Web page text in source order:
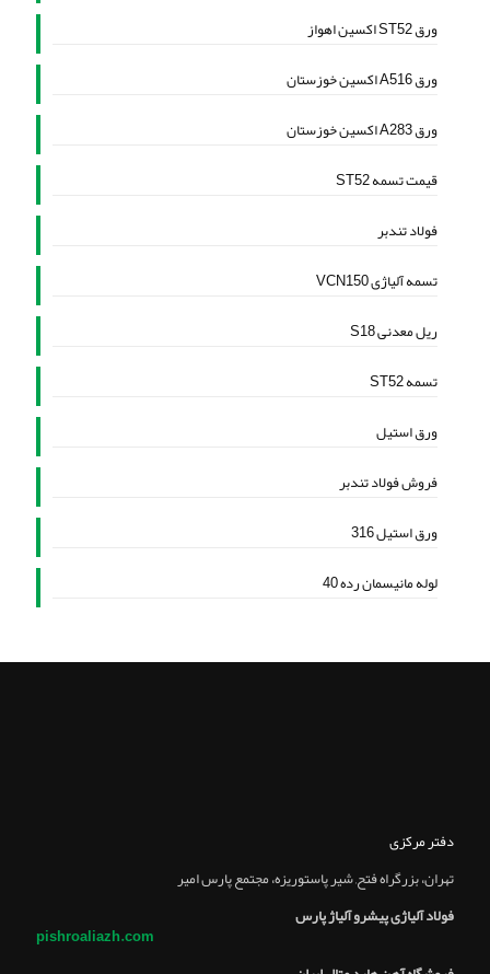
ورق ST52 اکسین اهواز
ورق A516 اکسین خوزستان
ورق A283 اکسین خوزستان
قیمت تسمه ST52
فولاد تندبر
تسمه آلیاژی VCN150
ریل معدنی S18
تسمه ST52
ورق استیل
فروش فولاد تندبر
ورق استیل 316
لوله مانیسمان رده 40
دفتر مرکزی
تهران، بزرگراه فتح, شير پاستوريزه، مجتمع پارس امير
فولاد آلیاژی پیشرو آلیاژ پارس
pishroaliazh.com